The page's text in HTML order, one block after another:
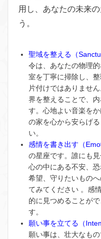
用し、あなたの未来
う。
聖域を整える（
令は、あなたの物理
室を丁寧に掃除し、
片付けではありませ
界を整えることで、
す。心地よい音楽を
の家を心から安らげ
い。
感情を書き出す（
の星座です。誰にも
心の中にある不安、
希望、守りたいもの
てみてください 。感
的に見つめることが
す。
願い事を立てる（
願い事は、壮大なも